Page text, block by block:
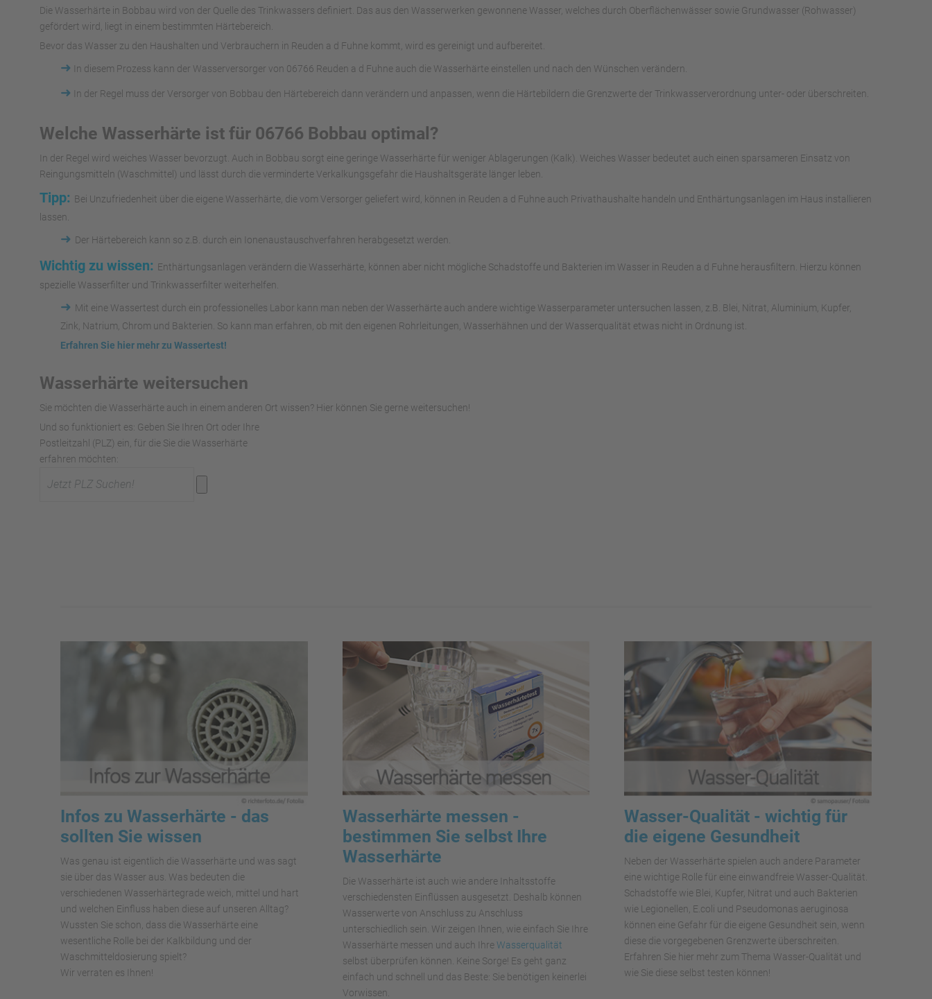
Die Wasserhärte in Bobbau wird von der Quelle des Trinkwassers definiert. Das aus den Wasserwerken gewonnene Wasser, welches durch Oberflächenwässer sowie Grundwasser (Rohwasser)
gefördert wird, liegt in einem bestimmten Härtebereich.
Bevor das Wasser zu den Haushalten und Verbrauchern in Reuden a d Fuhne kommt, wird es gereinigt und aufbereitet.
➜ In diesem Prozess kann der Wasserversorger von 06766 Reuden a d Fuhne auch die Wasserhärte einstellen und nach den Wünschen verändern.
➜ In der Regel muss der Versorger von Bobbau den Härtebereich dann verändern und anpassen, wenn die Härtebildern die Grenzwerte der Trinkwasserverordnung unter- oder überschreiten.
Welche Wasserhärte ist für 06766 Bobbau optimal?
In der Regel wird weiches Wasser bevorzugt. Auch in Bobbau sorgt eine geringe Wasserhärte für weniger Ablagerungen (Kalk). Weiches Wasser bedeutet auch einen sparsameren Einsatz von
Reingungsmitteln (Waschmittel) und lässt durch die verminderte Verkalkungsgefahr die Haushaltsgeräte länger leben.
Tipp: Bei Unzufriedenheit über die eigene Wasserhärte, die vom Versorger geliefert wird, können in Reuden a d Fuhne auch Privathaushalte handeln und Enthärtungsanlagen im Haus installieren
lassen.
➜ Der Härtebereich kann so z.B. durch ein Ionenaustauschverfahren herabgesetzt werden.
Wichtig zu wissen: Enthärtungsanlagen verändern die Wasserhärte, können aber nicht mögliche Schadstoffe und Bakterien im Wasser in Reuden a d Fuhne herausfiltern. Hierzu können
spezielle Wasserfilter und Trinkwasserfilter weiterhelfen.
➜ Mit eine Wassertest durch ein professionelles Labor kann man neben der Wasserhärte auch andere wichtige Wasserparameter untersuchen lassen, z.B. Blei, Nitrat, Aluminium, Kupfer,
Zink, Natrium, Chrom und Bakterien. So kann man erfahren, ob mit den eigenen Rohrleitungen, Wasserhähnen und der Wasserqualität etwas nicht in Ordnung ist.
Erfahren Sie hier mehr zu Wassertest!
Wasserhärte weitersuchen
Sie möchten die Wasserhärte auch in einem anderen Ort wissen? Hier können Sie gerne weitersuchen!
Und so funktioniert es: Geben Sie Ihren Ort oder Ihre
Postleitzahl (PLZ) ein, für die Sie die Wasserhärte
erfahren möchten:
Infos zu Wasserhärte - das
sollten Sie wissen
Was genau ist eigentlich die Wasserhärte und was sagt
sie über das Wasser aus. Was bedeuten die
verschiedenen Wasserhärtegrade weich, mittel und hart
und welchen Einfluss haben diese auf unseren Alltag?
Wussten Sie schon, dass die Wasserhärte eine
wesentliche Rolle bei der Kalkbildung und der
Waschmitteldosierung spielt?
Wir verraten es Ihnen!
Wasserhärte messen -
bestimmen Sie selbst Ihre
Wasserhärte
Die Wasserhärte ist auch wie andere Inhaltsstoffe
verschiedensten Einflüssen ausgesetzt. Deshalb können
Wasserwerte von Anschluss zu Anschluss
unterschiedlich sein. Wir zeigen Ihnen, wie einfach Sie Ihre
Wasserhärte messen und auch IhreWasserqualität
selbst überprüfen können. Keine Sorge! Es geht ganz
einfach und schnell und das Beste: Sie benötigen keinerlei
Vorwissen.
Wasser-Qualität - wichtig für
die eigene Gesundheit
Neben der Wasserhärte spielen auch andere Parameter
eine wichtige Rolle für eine einwandfreie Wasser-Qualität.
Schadstoffe wie Blei, Kupfer, Nitrat und auch Bakterien
wie Legionellen, E.coli und Pseudomonas aeruginosa
können eine Gefahr für die eigene Gesundheit sein, wenn
diese die vorgegebenen Grenzwerte überschreiten.
Erfahren Sie hier mehr zum Thema Wasser-Qualität und
wie Sie diese selbst testen können!